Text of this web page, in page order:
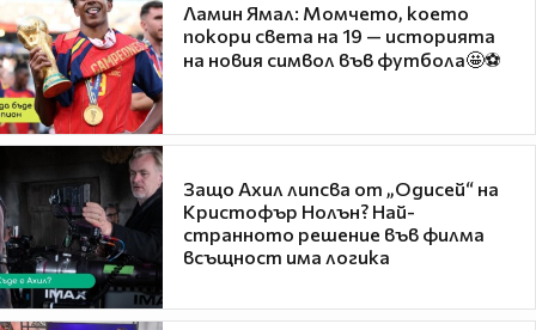
Ламин Ямал: Момчето, което
покори света на 19 — историята
на новия символ във футбола🤩⚽
Защо Ахил липсва от „Одисей“ на
Кристофър Нолън? Най-
странното решение във филма
всъщност има логика